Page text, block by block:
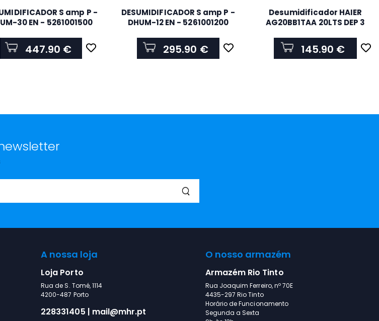
S amp P -
30 EN - 5261001500
447.90 €
DESUMIDIFICADOR S amp P -
DHUM-12 EN - 5261001200
295.90 €
Desumidificador HAIER
AG20BB1TAA 20LTS DEP 3
escolha certa
145.90 €
A nossa loja
Loja Porto
Rua de S. Tomé, 1114
4200-487 Porto
228331405 | mail@mhr.pt
O nosso armazém
Armazém Rio Tinto
Rua Joaquim Ferreiro, nº 70E
4435-297 Rio Tinto
Horário de Funcionamento
Segunda a Sexta